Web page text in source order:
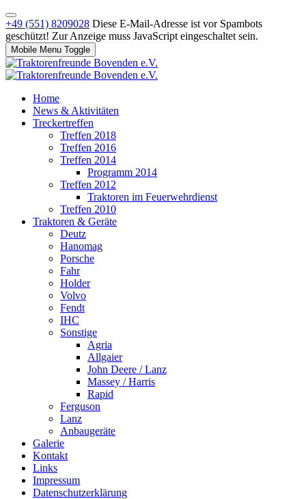
+49 (551) 8209028 Diese E-Mail-Adresse ist vor Spambots
geschützt! Zur Anzeige muss JavaScript eingeschaltet sein.
Mobile Menu Toggle
Home
News & Aktivitäten
Treckertreffen
Treffen 2018
Treffen 2016
Treffen 2014
Programm 2014
Treffen 2012
Traktoren im Feuerwehrdienst
Treffen 2010
Traktoren & Geräte
Deutz
Hanomag
Porsche
Fahr
Holder
Volvo
Fendt
IHC
Sonstige
Agria
Allgaier
John Deere / Lanz
Massey / Harris
Rapid
Ferguson
Lanz
Anbaugeräte
Galerie
Kontakt
Links
Impressum
Datenschutzerklärung